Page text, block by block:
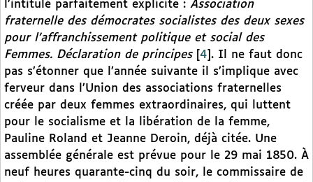
l’intitulé parfaitement explicite : Association
fraternelle des démocrates socialistes des deux sexes
pour l’affranchissement politique et social des
Femmes. Déclaration de principes[ 4 . Il ne faut donc
pas s’étonner que l’année suivante il s’implique avec
ferveur dans l’Union des associations fraternelles
créée par deux femmes extraordinaires, qui luttent
pour le socialisme et la libération de la femme,
Pauline Roland et Jeanne Deroin, déjà citée. Une
assemblée générale est prévue pour le 29 mai 1850. À
neuf heures quarante-cinq du soir, le commissaire de